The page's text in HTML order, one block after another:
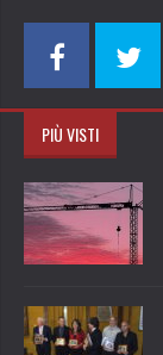
PIÙ VISTI